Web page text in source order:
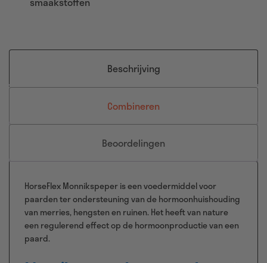
Beschrijving
Combineren
Beoordelingen
HorseFlex Monnikspeper is een voedermiddel voor
paarden ter ondersteuning van de hormoonhuishouding
van merries, hengsten en ruinen. Het heeft van nature
een regulerend effect op de hormoonproductie van een
paard.